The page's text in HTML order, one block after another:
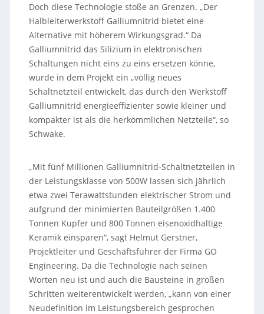
Doch diese Technologie stoße an Grenzen. „Der
Halbleiterwerkstoff Galliumnitrid bietet eine
Alternative mit höherem Wirkungsgrad.“ Da
Galliumnitrid das Silizium in elektronischen
Schaltungen nicht eins zu eins ersetzen könne,
wurde in dem Projekt ein „völlig neues
Schaltnetzteil entwickelt, das durch den Werkstoff
Galliumnitrid energieeffizienter sowie kleiner und
kompakter ist als die herkömmlichen Netzteile“, so
Schwake.
„Mit fünf Millionen Galliumnitrid-Schaltnetzteilen in
der Leistungsklasse von 500W lassen sich jährlich
etwa zwei Terawattstunden elektrischer Strom und
aufgrund der minimierten Bauteilgrößen 1.400
Tonnen Kupfer und 800 Tonnen eisenoxidhaltige
Keramik einsparen“, sagt Helmut Gerstner,
Projektleiter und Geschäftsführer der Firma GO
Engineering. Da die Technologie nach seinen
Worten neu ist und auch die Bausteine in großen
Schritten weiterentwickelt werden, „kann von einer
Neudefinition im Leistungsbereich gesprochen